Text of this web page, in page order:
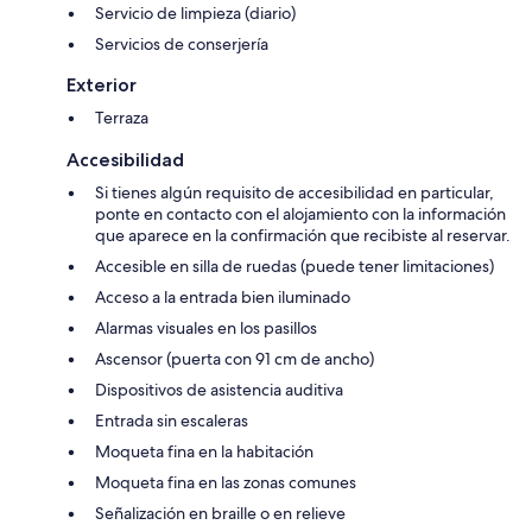
Servicio de limpieza (diario)
Servicios de conserjería
Exterior
Terraza
Accesibilidad
Si tienes algún requisito de accesibilidad en particular,
ponte en contacto con el alojamiento con la información
que aparece en la confirmación que recibiste al reservar.
Accesible en silla de ruedas (puede tener limitaciones)
Acceso a la entrada bien iluminado
Alarmas visuales en los pasillos
Ascensor (puerta con 91 cm de ancho)
Dispositivos de asistencia auditiva
Entrada sin escaleras
Moqueta fina en la habitación
Moqueta fina en las zonas comunes
Señalización en braille o en relieve